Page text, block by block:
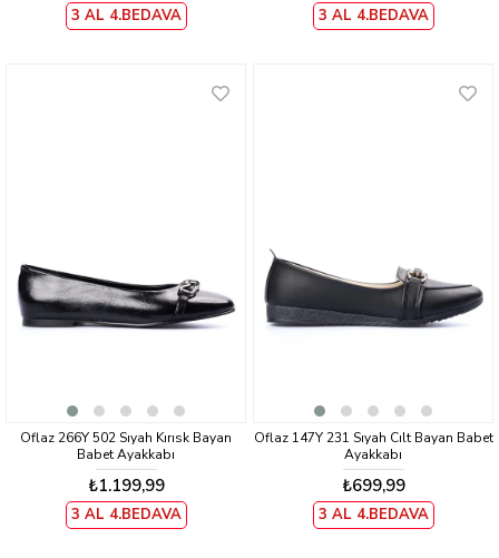
3 AL 4.BEDAVA 3 AL 4.BEDAVA
Oflaz 266Y 502 Sıyah Kırısk Bayan
Babet Ayakkabı
₺1.199,99
3 AL 4.BEDAVA
Oflaz 147Y 231 Sıyah Cılt Bayan Babet
Ayakkabı
₺699,99
3 AL 4.BEDAVA